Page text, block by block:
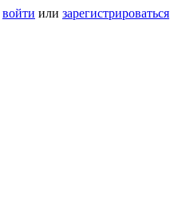
войти или зарегистрироваться